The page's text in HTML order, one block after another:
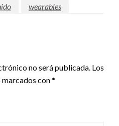
wearables
no será publicada. Los
con*